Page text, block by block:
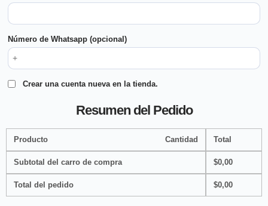
Número de Whatsapp (opcional)
Crear una cuenta nueva en la tienda.
Resumen del Pedido
Producto Cantidad Total
Subtotal del carro de compra $0,00
Total del pedido $0,00